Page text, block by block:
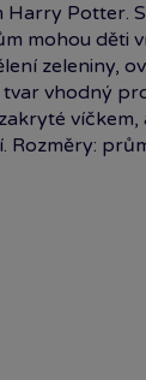
Harry Potter.
mohou děti
zeleniny,
vhodný
PVC.